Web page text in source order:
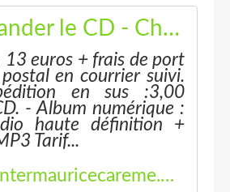
# Commander le CD - Chanter Maurice Carême
13 euros + frais de port
en courrier suivi.
en sus :3,00
- Album numérique :
haute définition +
Tarif...
http://chantermauricecareme.eklablog.fr/commander-le-cd-p866020